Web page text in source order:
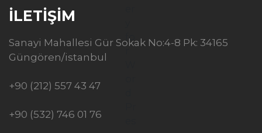
İLETİŞİM
Sanayi Mahallesi Gür Sokak No:4-8 Pk: 34165
Güngören/istanbul
+90 (212) 557 43 47
+90 (532) 746 01 76